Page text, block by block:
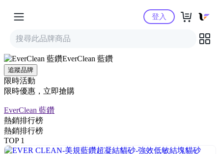
Yahoo購物中心
登入
EverClean 藍鑽
追蹤品牌
限時活動
限時優惠，立即搶購
EverClean 藍鑽
熱銷排行榜
熱銷排行榜
TOP 1